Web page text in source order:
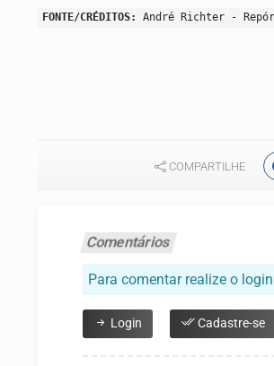
FONTE/CRÉDITOS: André Richter -
COMPARTILHE
Comentários
Para comentar realize o
Login Cadastre-se